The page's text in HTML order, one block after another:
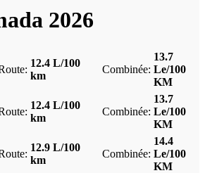
2026
12.4 L/100
km
Combinée:
13.7
Le/100
KM
12.4 L/100
km
Combinée:
13.7
Le/100
KM
12.9 L/100
km
Combinée:
14.4
Le/100
KM